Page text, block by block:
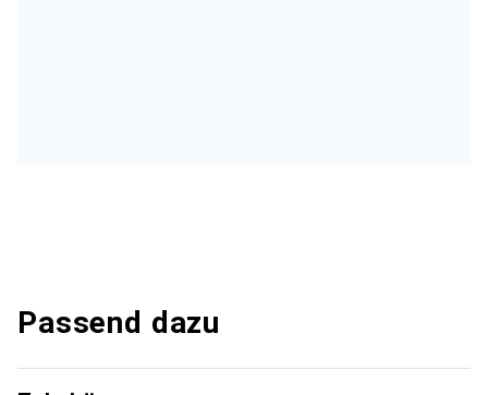
Passend dazu